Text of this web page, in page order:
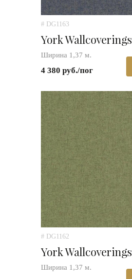
# DG1163
York Wallcoverings
Ширина 1,37 м.
4 380 руб./пог
# DG1162
York Wallcoverings
Ширина 1,37 м.